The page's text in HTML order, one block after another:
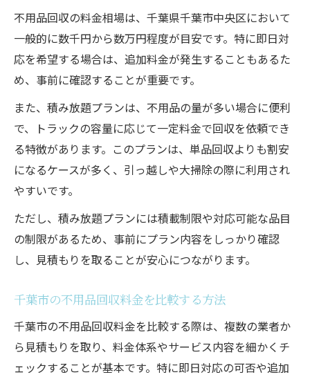
不用品回収の料金相場は、千葉県千葉市中央区において
一般的に数千円から数万円程度が目安です。特に即日対
応を希望する場合は、追加料金が発生することもあるた
め、事前に確認することが重要です。
また、積み放題プランは、不用品の量が多い場合に便利
で、トラックの容量に応じて一定料金で回収を依頼でき
る特徴があります。このプランは、単品回収よりも割安
になるケースが多く、引っ越しや大掃除の際に利用され
やすいです。
ただし、積み放題プランには積載制限や対応可能な品目
の制限があるため、事前にプラン内容をしっかり確認
し、見積もりを取ることが安心につながります。
千葉市の不用品回収料金を比較する方法
千葉市の不用品回収料金を比較する際は、複数の業者か
ら見積もりを取り、料金体系やサービス内容を細かくチ
ェックすることが基本です。特に即日対応の可否や追加